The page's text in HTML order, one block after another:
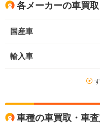
各メーカーの車買
国産車
輸入車
車種の車買取・車